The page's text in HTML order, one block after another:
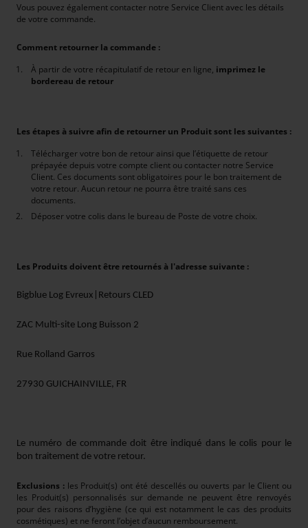
Vous pouvez également contacter notre Service Client avec les détails
de votre commande.
Comment retourner la commande :
À partir de votre récapitulatif de retour en ligne, imprimez le
bordereau de retour
Les étapes à suivre afin de retourner un Produit sont les suivantes :
Télécharger votre bon de retour ainsi que l’étiquette de retour
prépayée depuis votre compte client ou contacter notre Service
Client. Ces documents sont obligatoires pour le bon traitement de
votre retour. Aucun retour ne pourra être traité sans ces
documents.
Déposer votre colis dans le bureau de Poste de votre choix.
Les Produits doivent être retournés à l'adresse suivante :
Bigblue Log Evreux|Retours CLED
ZAC Multi-site Long Buisson 2
Rue Rolland Garros
27930 GUICHAINVILLE, FR
Le numéro de commande doit être indiqué dans le colis pour le
bon traitement de votre retour.
Exclusions :les Produit(s) ont été descellés ou ouverts par le Client ou
les Produit(s) personnalisés sur demande ne peuvent être renvoyés
pour des raisons d’hygiène (ce qui est notamment le cas des produits
cosmétiques) et ne feront l’objet d’aucun remboursement.